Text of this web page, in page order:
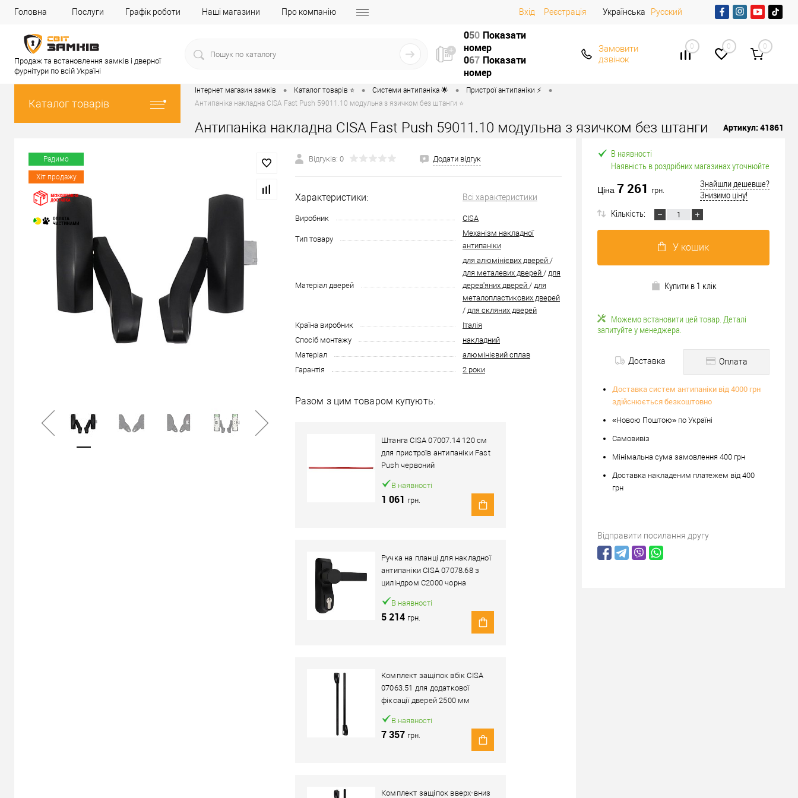
Головна Послуги Графік роботи Наші магазини Про компанію Вхід Реєстрація Українська Русский
Продаж та встановлення замків і дверної
фурнітури по всій Україні
050 Показати
номер
067 Показати
номер
Замовити
дзвінок
0 0 0
Каталог товарів
Інтернет магазин замків • Каталог товарів ⭐ • Системи антипаніка 🌟 • Пристрої антипаніки ⚡️ •
Антипаніка накладна CISA Fast Push 59011.10 модульна з язичком без штанги ⭐
Антипаніка накладна CISA Fast Push 59011.10 модульна з язичком без штанги Артикул: 41861
Радимо
Хіт продажу
Відгуків: 0 Додати відгук
Характеристики: Всі характеристики
Виробник CISA
Тип товару
Механізм накладної
антипаніки
Матеріал дверей
для алюмінієвих дверей /
для металевих дверей / для
дерев'яних дверей / для
металопластикових дверей
/ для скляних дверей
Країна виробник
Італія
Спосіб монтажу
накладний
Матеріал
алюмінієвий сплав
Гарантія
2 роки
Разом з цим товаром купують:
Штанга CISA 07007.14 120 см
для пристроїв антипаніки Fast
Push червоний
В наявності
1 061 грн.
Ручка на планці для накладної
антипаніки CISA 07078.68 з
циліндром C2000 чорна
В наявності
5 214 грн.
Комплект защіпок вбік CISA
07063.51 для додаткової
фіксації дверей 2500 мм
В наявності
7 357 грн.
Комплект защіпок вверх-вниз
В наявності
Наявність в роздрібних магазинах уточнюйте
Ціна 7 261 грн.
Знайшли дешевше?
Знизимо ціну!
Кількість:
У кошик
Купити в 1 клік
Можемо встановити цей товар. Деталі
запитуйте у менеджера.
Доставка Оплата
Доставка систем антипаніки від 4000 грн
здійснюється безкоштовно
«Новою Поштою» по Україні
Самовивіз
Мінімальна сума замовлення 400 грн
Доставка накладеним платежем від 400
грн
Відправити посилання другу